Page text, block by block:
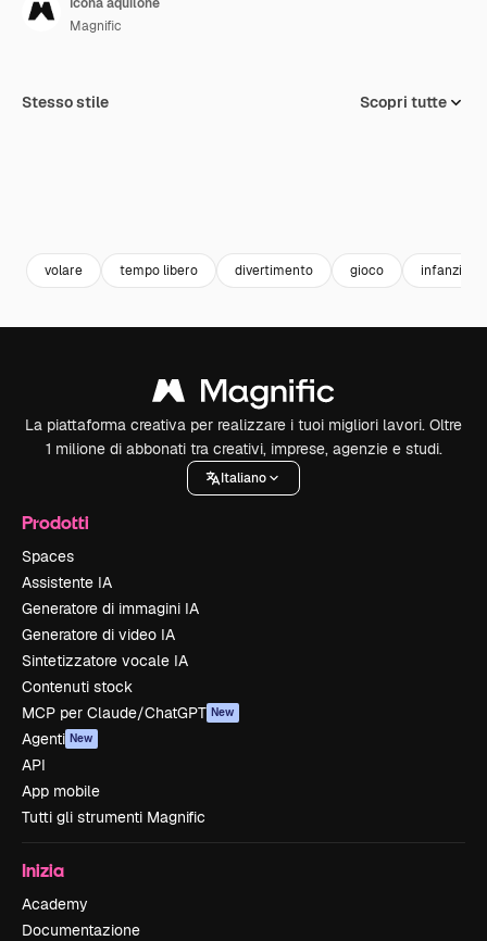
Magnific
Stesso stile Scopri tutte
volare tempo libero divertimento gioco infanzia
La piattaforma creativa per realizzare i tuoi migliori lavori. Oltre
1 milione di abbonati tra creativi, imprese, agenzie e studi.
Italiano
Prodotti
Spaces
Assistente IA
Generatore di immagini IA
Generatore di video IA
Sintetizzatore vocale IA
Contenuti stock
MCP per Claude/ChatGPT New
Agenti New
API
App mobile
Tutti gli strumenti Magnific
Inizia
Academy
Documentazione